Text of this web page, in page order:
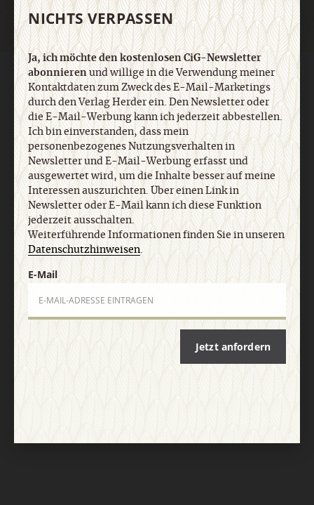
AGB und Widerrufsbelehrung Datenschutz
Barrierefreiheit
Impressum
Vertrag widerrufen Abo online kündigen
Nach oben
NICHTS VERPASSEN
Ja, ich möchte den kostenlosen CiG-Newsletter
abonnierenund willige in die Verwendung meiner
Kontaktdaten zum Zweck des E-Mail-Marketings
durch den Verlag Herder ein. Den Newsletter oder
die E-Mail-Werbung kann ich jederzeit abbestellen.
Ich bin einverstanden, dass mein
personenbezogenes Nutzungsverhalten in
Newsletter und E-Mail-Werbung erfasst und
ausgewertet wird, um die Inhalte besser auf meine
Interessen auszurichten. Über einen Link in
Newsletter oder E-Mail kann ich diese Funktion
jederzeit ausschalten.
Weiterführende Informationen finden Sie in unseren
Datenschutzhinweisen.
E-Mail
Jetzt anfordern